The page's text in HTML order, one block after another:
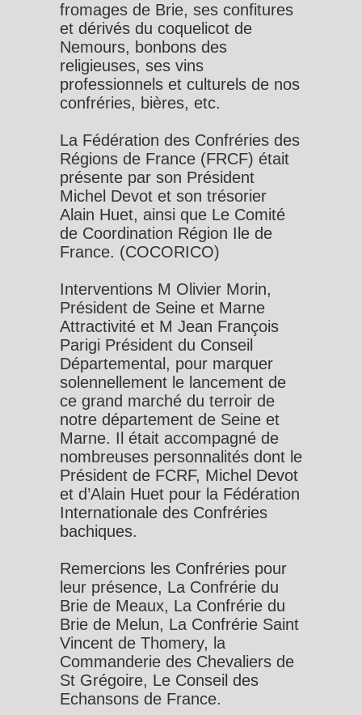
fromages de Brie, ses confitures
et dérivés du coquelicot de
Nemours, bonbons des
religieuses, ses vins
professionnels et culturels de nos
confréries, bières, etc.
La Fédération des Confréries des
Régions de France (FRCF) était
présente par son Président
Michel Devot et son trésorier
Alain Huet, ainsi que Le Comité
de Coordination Région Ile de
France. (COCORICO)
Interventions M Olivier Morin,
Président de Seine et Marne
Attractivité et M Jean François
Parigi Président du Conseil
Départemental, pour marquer
solennellement le lancement de
ce grand marché du terroir de
notre département de Seine et
Marne. Il était accompagné de
nombreuses personnalités dont le
Président de FCRF, Michel Devot
et d’Alain Huet pour la Fédération
Internationale des Confréries
bachiques.
Remercions les Confréries pour
leur présence, La Confrérie du
Brie de Meaux, La Confrérie du
Brie de Melun, La Confrérie Saint
Vincent de Thomery, la
Commanderie des Chevaliers de
St Grégoire, Le Conseil des
Echansons de France.